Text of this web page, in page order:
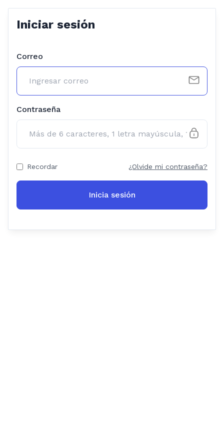
Iniciar sesión
Correo
Contraseña
Recordar ¿Olvide mi contraseña?